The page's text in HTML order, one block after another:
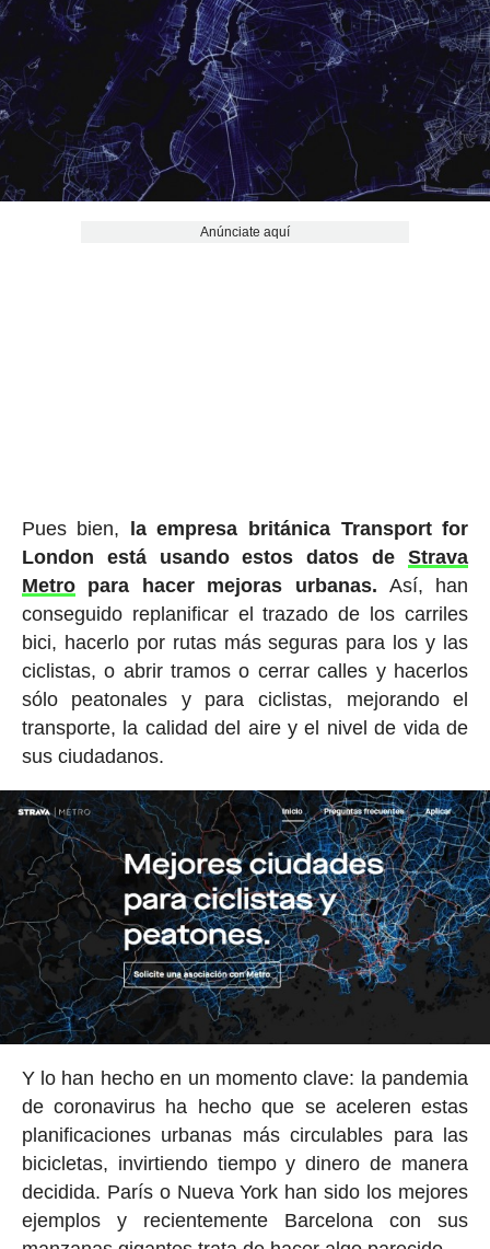
Anúnciate aquí
Pues bien,
la empresa británica Transport for
London está usando estos datos deStrava
Metropara hacer mejoras urbanas. Así, han
conseguido replanificar el trazado de los carriles
bici, hacerlo por rutas más seguras para los y las
ciclistas, o abrir tramos o cerrar calles y hacerlos
sólo peatonales y para ciclistas, mejorando el
transporte, la calidad del aire y el nivel de vida de
sus ciudadanos.
Y lo han hecho en un momento clave: la pandemia
de coronavirus ha hecho que se aceleren estas
planificaciones urbanas más circulables para las
bicicletas, invirtiendo tiempo y dinero de manera
decidida. París o Nueva York han sido los mejores
ejemplos y recientemente Barcelona con sus